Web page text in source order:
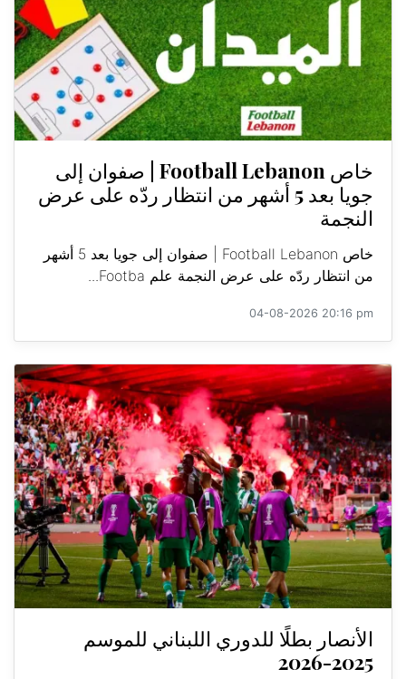
خاص Football Lebanon | صفوان إلى
جويا بعد 5 أشهر من انتظار ردّه على عرض
النجمة
خاص Football Lebanon | صفوان إلى جويا بعد 5 أشهر
من انتظار ردّه على عرض النجمة علم Footba...
04-08-2026 20:16 pm
الأنصار بطلًا للدوري اللبناني للموسم
2025-2026